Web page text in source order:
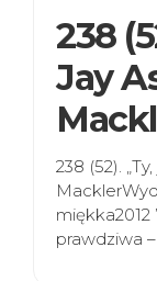
238
Jay
238 (52).
miękka2012
prawdziwa